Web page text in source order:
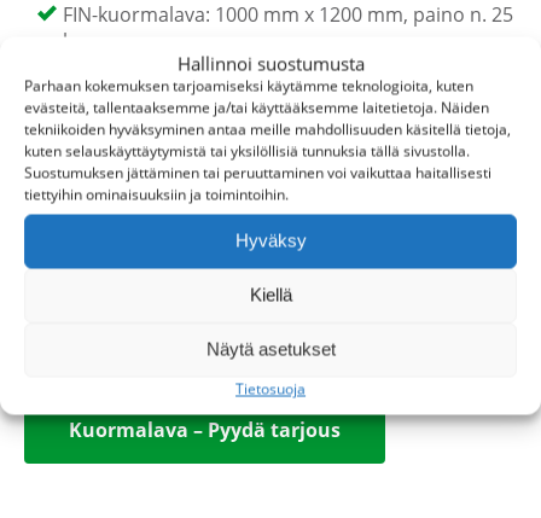
Hallinnoi suostumusta
Parhaan kokemuksen tarjoamiseksi käytämme teknologioita, kuten
evästeitä, tallentaaksemme ja/tai käyttääksemme laitetietoja. Näiden
tekniikoiden hyväksyminen antaa meille mahdollisuuden käsitellä tietoja,
kuten selauskäyttäytymistä tai yksilöllisiä tunnuksia tällä sivustolla.
Suostumuksen jättäminen tai peruuttaminen voi vaikuttaa haitallisesti
tiettyihin ominaisuuksiin ja toimintoihin.
Hyväksy
Kiellä
Näytä asetukset
Tietosuoja
FIN-kuormalava: 1000 mm x 1200 mm, paino n. 25
kg
EUR-lava: 800 mm x 1200 mm, paino n. 23 kg
Kantavuus: molemmissa noin 1800 kg
Kuormalavan paino vaihtelee hieman puulajin ja
kosteuden mukaan. Lavat ovat tukevia
mutta helposti käsiteltäviä.
Tiesitkö? FIN-lavan leveys perustuu alun perin VR:n
raideleveystandardiin, jonka vuoksi suomalaiset
kuormalavat poikkeavat muun Euroopan mitoista.
Tilaa kuormalava Suomen Lavacenteriltä!
Kuormalava – Pyydä tarjous